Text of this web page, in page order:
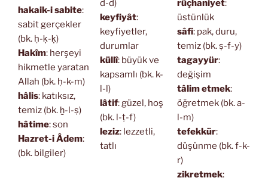
hakaik-i sabite:
sabit gerçekler
(bk. ḥ-ḳ-ḳ)
Hakîm: herşeyi
hikmetle yaratan
Allah (bk. ḥ-k-m)
hâlis: katıksız,
temiz (bk. ḫ-l-ṣ)
hâtime: son
Hazret-i Âdem:
(bk. bilgiler)
d-d)
keyfiyât:
keyfiyetler,
durumlar
küllî: büyük ve
kapsamlı (bk. k-
l-l)
lâtif: güzel, hoş
(bk. l-ṭ-f)
leziz: lezzetli,
tatlı
rüçhaniyet:
üstünlük
sâfi: pak, duru,
temiz (bk. ṣ-f-y)
tagayyür:
değişim
tâlim etmek:
öğretmek (bk. a-
l-m)
tefekkür:
düşünme (bk. f-k-
r)
zikretmek: